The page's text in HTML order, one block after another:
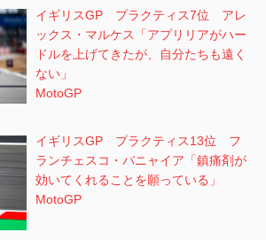
イギリスGP プラクティス7位 アレ
ックス・マルケス「アプリリアがハー
ドルを上げてきたが、自分たちも遠く
ない」
MotoGP
イギリスGP プラクティス13位 フ
ランチェスコ・バニャイア「鎮痛剤が
効いてくれることを願っている」
MotoGP